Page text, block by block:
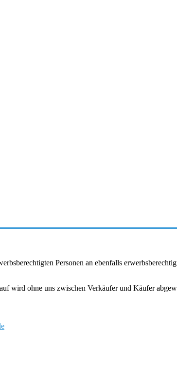
Personen an ebenfalls
wird ohne uns zwischen Verkäufer und Käufer